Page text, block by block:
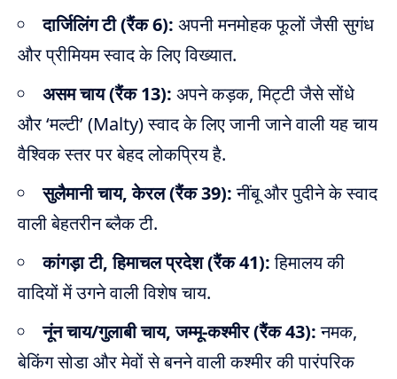
दार्जिलिंग टी (रैंक 6): अपनी मनमोहक फूलों जैसी सुगंध
और प्रीमियम स्वाद के लिए विख्यात.
असम चाय (रैंक 13): अपने कड़क, मिट्टी जैसे सोंधे
और ‘मल्टी’ (Malty) स्वाद के लिए जानी जाने वाली यह चाय
वैश्विक स्तर पर बेहद लोकप्रिय है.
सुलैमानी चाय, केरल (रैंक 39):नींबू और पुदीने के स्वाद
वाली बेहतरीन ब्लैक टी.
कांगड़ा टी, हिमाचल प्रदेश (रैंक 41):हिमालय की
वादियों में उगने वाली विशेष चाय.
नूंन चाय/गुलाबी चाय, जम्मू-कश्मीर (रैंक 43):नमक,
बेकिंग सोडा और मेवों से बनने वाली कश्मीर की पारंपरिक